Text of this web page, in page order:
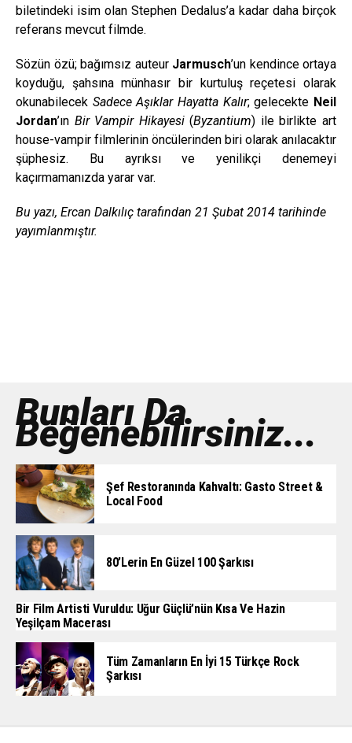
biletindeki isim olan Stephen Dedalus’a kadar daha birçok
referans mevcut filmde.
Sözün özü; bağımsız auteur Jarmusch’un kendince ortaya
koyduğu, şahsına münhasır bir kurtuluş reçetesi olarak
okunabilecek Sadece Aşıklar Hayatta Kalır; gelecekte Neil
Jordan’ın Bir Vampir Hikayesi(Byzantium) ile birlikte art
house-vampir filmlerinin öncülerinden biri olarak anılacaktır
şüphesiz. Bu ayrıksı ve yenilikçi denemeyi
kaçırmamanızda yarar var.
Bu yazı, Ercan Dalkılıç tarafından 21 Şubat 2014 tarihinde
yayımlanmıştır.
Bunları Da
Beğenebilirsiniz...
Şef Restoranında Kahvaltı: Gasto Street &
Local Food
80’lerin En Güzel 100 Şarkısı
Bir Film Artisti Vuruldu: Uğur Güçlü’nün Kısa Ve Hazin
Yeşilçam Macerası
Tüm Zamanların En İyi 15 Türkçe Rock
Şarkısı